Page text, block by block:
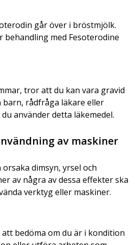
går över i bröstmjölk.
behandling med Fesoterodine
tror att du kan vara gravid
rådfråga läkare eller
använder detta läkemedel.
av maskiner
dimsyn, yrsel och
av några av dessa effekter ska
verktyg eller maskiner.
bedöma om du är i kondition